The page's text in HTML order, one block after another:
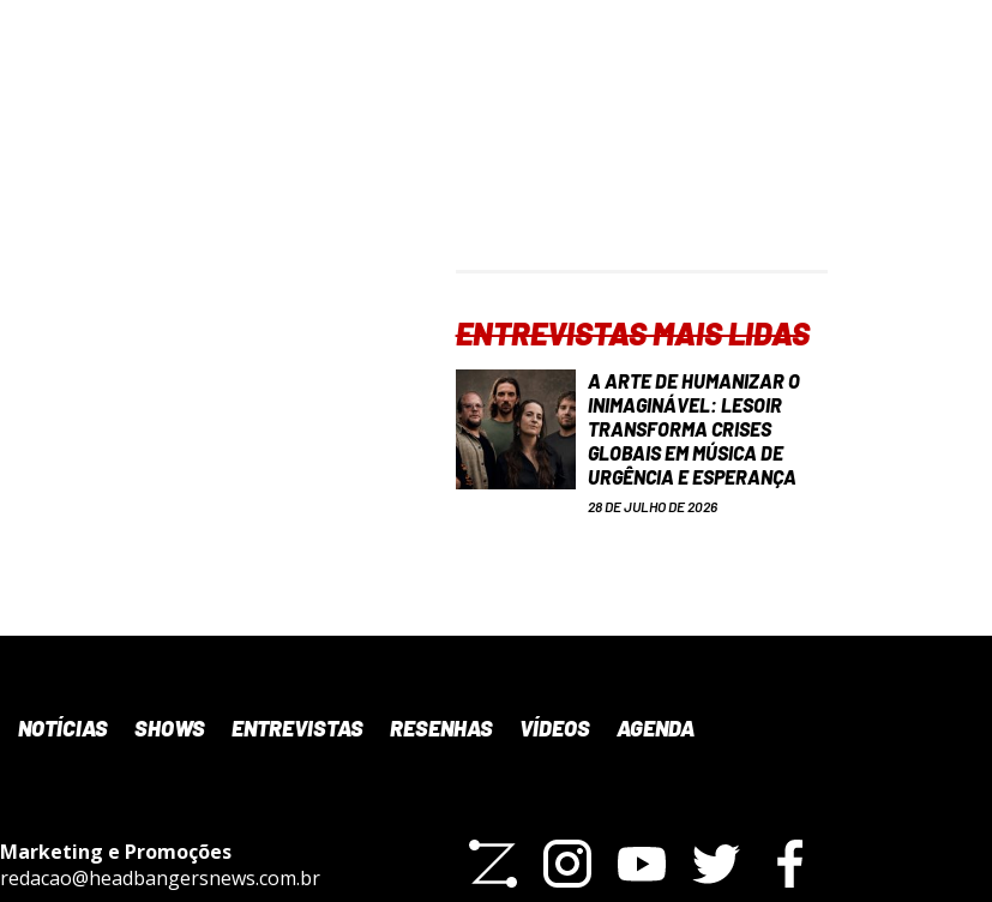
ENTREVISTAS MAIS LIDAS
A ARTE DE HUMANIZAR O
INIMAGINÁVEL: LESOIR
TRANSFORMA CRISES
GLOBAIS EM MÚSICA DE
URGÊNCIA E ESPERANÇA
28 DE JULHO DE 2026
NOTÍCIAS SHOWS ENTREVISTAS RESENHAS VÍDEOS AGENDA
Marketing e Promoções
redacao@headbangersnews.com.br